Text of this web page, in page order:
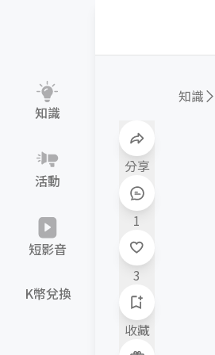
知識
活動
短影音
K幣兌換
分享
1
3
收藏
知識